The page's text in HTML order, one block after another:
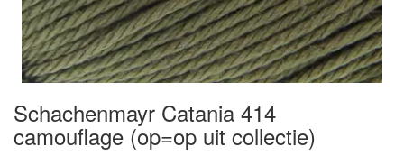
Schachenmayr Catania 414
camouflage (op=op uit collectie)